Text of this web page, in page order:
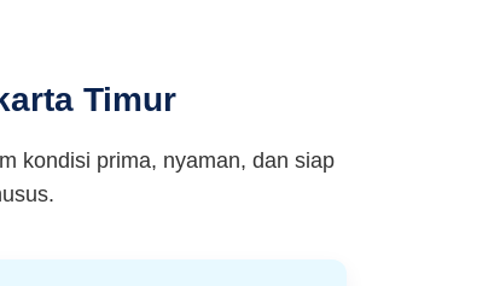
Timur
kondisi prima, nyaman, dan siap